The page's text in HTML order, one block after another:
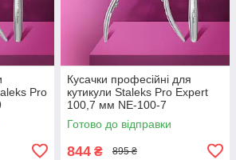
Pro
Кусачки професійні для
кутикули Staleks Pro Expert
100,7 мм NE-100-7
Готово до відправки
844 ₴ 895 ₴